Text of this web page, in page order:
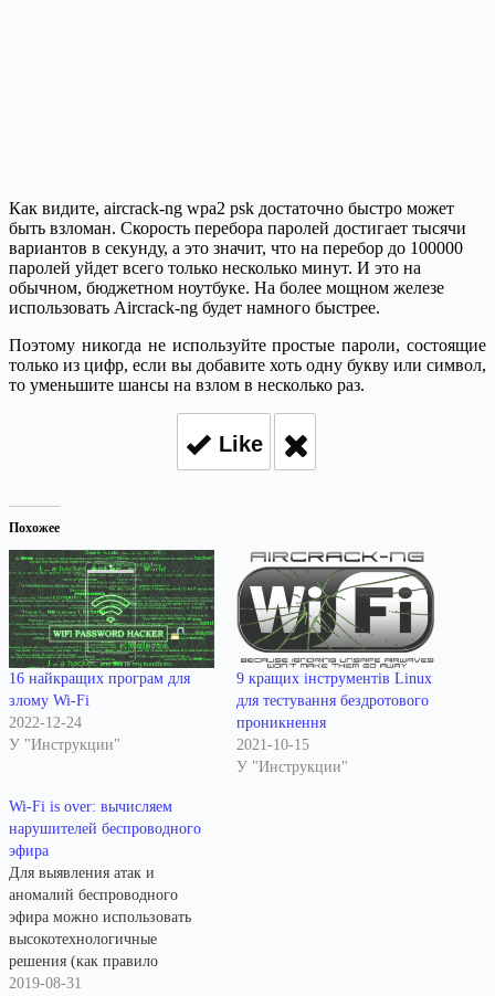
Как видите, aircrack-ng wpa2 psk достаточно быстро может
быть взломан. Скорость перебора паролей достигает тысячи
вариантов в секунду, а это значит, что на перебор до 100000
паролей уйдет всего только несколько минут. И это на
обычном, бюджетном ноутбуке. На более мощном железе
использовать Aircrack-ng будет намного быстрее.
Поэтому никогда не используйте простые пароли, состоящие
только из цифр, если вы добавите хоть одну букву или символ,
то уменьшите шансы на взлом в несколько раз.
Like
Похожее
16 найкращих програм для
злому Wi-Fi
2022-12-24
У "Инструкции"
9 кращих інструментів Linux
для тестування бездротового
проникнення
2021-10-15
У "Инструкции"
Wi-Fi is over: вычисляем
нарушителей беспроводного
эфира
Для выявления атак и
аномалий беспроводного
эфира можно использовать
высокотехнологичные
решения (как правило
дорогие), которые позволяют
2019-08-31